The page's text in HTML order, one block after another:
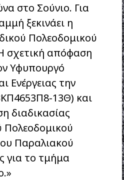
στο Σούνιο. Για
ξεκινάει η
Πολεοδομικού
σχετική απόφαση
Υφυπουργό
Ενέργειας την
13Θ) και
διαδικασίας
Πολεοδομικού
Παραλιακού
για το τμήμα